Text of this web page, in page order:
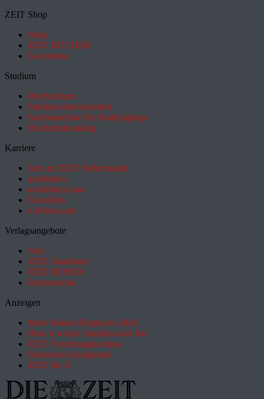
ZEIT Shop
Shop
ZEIT BÜCHER
Geschenke
Studium
HeyStudium
Studium-Interessentest
Suchmaschine für Studiengänge
Hochschulranking
Karriere
Jobs im ZEIT Stellenmarkt
academics
academics.com
GoodJobs
e-fellows.net
Verlagsangebote
Abo
ZEIT Akademie
ZEIT REISEN
Partnersuche
Anzeigen
Most Wanted Employer 2026
How it works: Studium und Job
ZEIT Forschungskosmos
Deutsches Schulportal
ZEIT für X